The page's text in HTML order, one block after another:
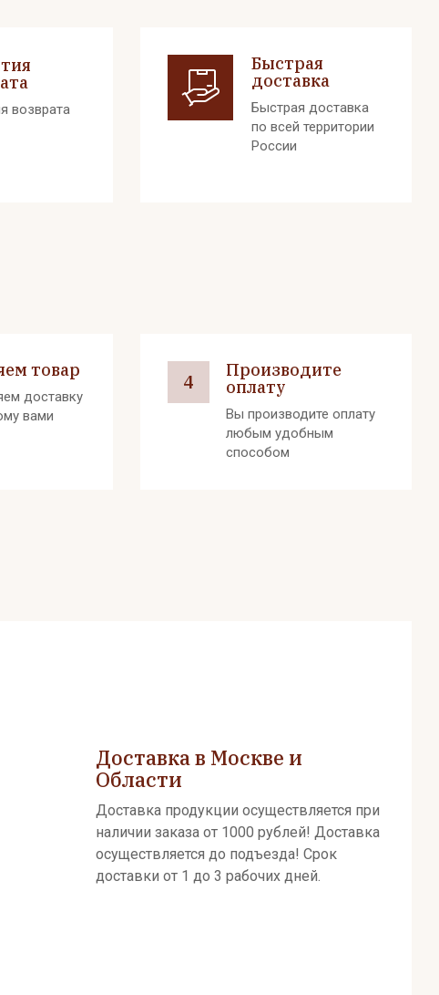
возврата
Быстрая
доставка
Быстрая доставка
по всей территории
России
товар
доставку
вами
4
Производите
оплату
Вы производите оплату
любым удобным
способом
Доставка в Москве и
Области
Доставка продукции осуществляется при
наличии заказа от 1000 рублей! Доставка
осуществляется до подъезда! Срок
доставки от 1 до 3 рабочих дней.